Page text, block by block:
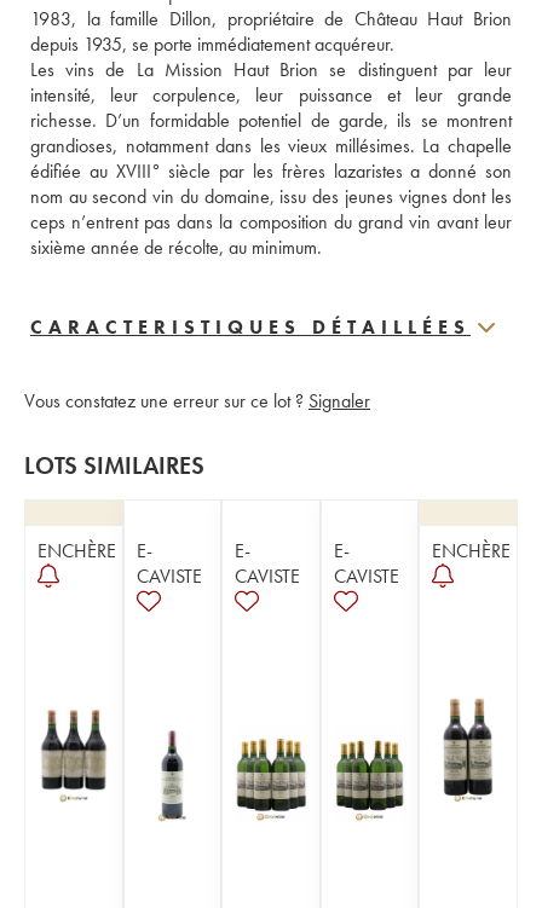
1983, la famille Dillon, propriétaire de Château Haut Brion
depuis 1935, se porte immédiatement acquéreur.
Les vins de La Mission Haut Brion se distinguent par leur
intensité, leur corpulence, leur puissance et leur grande
richesse. D’un formidable potentiel de garde, ils se montrent
grandioses, notamment dans les vieux millésimes. La chapelle
édifiée au XVIII° siècle par les frères lazaristes a donné son
nom au second vin du domaine, issu des jeunes vignes dont les
ceps n’entrent pas dans la composition du grand vin avant leur
sixième année de récolte, au minimum.
CARACTERISTIQUES DÉTAILLÉES
Vous constatez une erreur sur ce lot ? Signaler
LOTS SIMILAIRES
ENCHÈRE
E-
CAVISTE
E-
CAVISTE
E-
CAVISTE
ENCHÈRE